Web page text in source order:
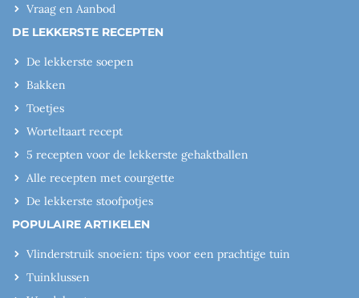
Vraag en Aanbod
DE LEKKERSTE RECEPTEN
De lekkerste soepen
Bakken
Toetjes
Worteltaart recept
5 recepten voor de lekkerste gehaktballen
Alle recepten met courgette
De lekkerste stoofpotjes
POPULAIRE ARTIKELEN
Vlinderstruik snoeien: tips voor een prachtige tuin
Tuinklussen